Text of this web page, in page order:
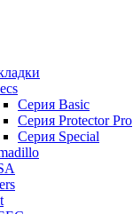
Серия Basic
Серия Protector Pro
Серия Special